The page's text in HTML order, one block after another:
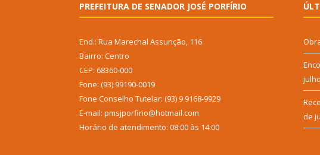
PREFEITURA DE SENADOR JOSÉ PORFÍRIO
End.: Rua Marechal Assunção, 116
Bairro: Centro
CEP: 68360-000
Fone: (93) 99190-0019
Fone Conselho Tutelar: (93) 9 9168-9929
E-mail: pmsjporfirio@hotmail.com
Horário de atendimento: 08:00 às 14:00
de